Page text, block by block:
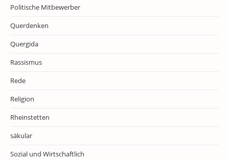
Politische Mitbewerber
Querdenken
Quergida
Rassismus
Rede
Religion
Rheinstetten
säkular
Sozial und Wirtschaftlich